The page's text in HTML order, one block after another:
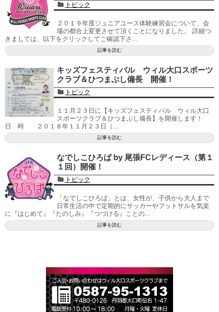
トピック
２０１９年度ジュニアユース体験練習会について、会
場の都合上変更させて頂くことになりました。 詳細つ
きましては、以下をクリックしてご確認下さ...
記事を読む
キッズフェスティバル ウィル大口スポーツ
クラブ＆ひつまぶし備長 開催！
トピック
１１月２３日に【キッズフェスティバル ウィル大口
スポーツクラブ＆ひつまぶし備長】を開催します！
日 時 ２０１８年１１月２３日（...
記事を読む
なでしこひろば by 尾張FCレディース（第１
１回）開催！
トピック
「なでしこひろば」とは、女性が、子供から大人まで
日常生活の中で定期的にサッカーやフットサルを気楽
に『はじめて』『たのしみ』『つづける』ことの...
記事を読む